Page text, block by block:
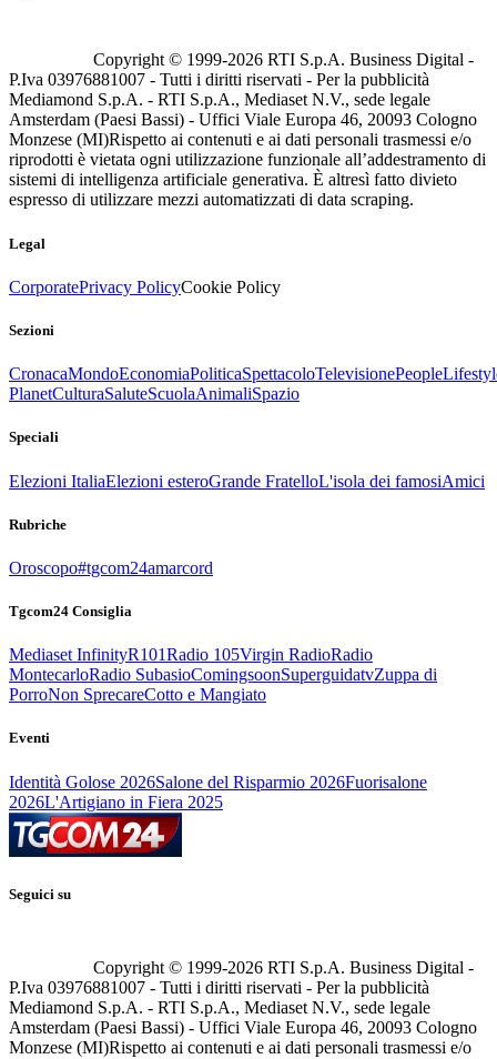
Copyright © 1999-2026 RTI S.p.A. Business Digital -
P.Iva 03976881007 - Tutti i diritti riservati - Per la pubblicità
Mediamond S.p.A. - RTI S.p.A., Mediaset N.V., sede legale
Amsterdam (Paesi Bassi) - Uffici Viale Europa 46, 20093 Cologno
Monzese (MI)Rispetto ai contenuti e ai dati personali trasmessi e/o
riprodotti è vietata ogni utilizzazione funzionale all’addestramento di
sistemi di intelligenza artificiale generativa. È altresì fatto divieto
espresso di utilizzare mezzi automatizzati di data scraping.
Legal
CorporatePrivacy PolicyCookie Policy
Sezioni
CronacaMondoEconomiaPoliticaSpettacoloTelevisionePeople
PlanetCulturaSaluteScuolaAnimaliSpazio
Speciali
Elezioni ItaliaElezioni esteroGrande FratelloL'isola dei famosiAmici
Rubriche
Oroscopo#tgcom24amarcord
Tgcom24 Consiglia
Mediaset InfinityR101Radio 105Virgin RadioRadio
MontecarloRadio SubasioComingsoonSuperguidatvZuppa di
PorroNon SprecareCotto e Mangiato
Eventi
Identità Golose 2026Salone del Risparmio 2026Fuorisalone
2026L'Artigiano in Fiera 2025
Seguici su
Copyright © 1999-2026 RTI S.p.A. Business Digital -
P.Iva 03976881007 - Tutti i diritti riservati - Per la pubblicità
Mediamond S.p.A. - RTI S.p.A., Mediaset N.V., sede legale
Amsterdam (Paesi Bassi) - Uffici Viale Europa 46, 20093 Cologno
Monzese (MI)Rispetto ai contenuti e ai dati personali trasmessi e/o